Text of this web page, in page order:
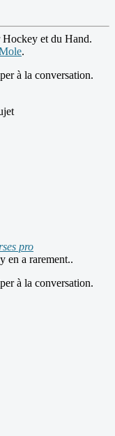
et du Hand.
.
à la conversation.
pro
en a rarement..
à la conversation.